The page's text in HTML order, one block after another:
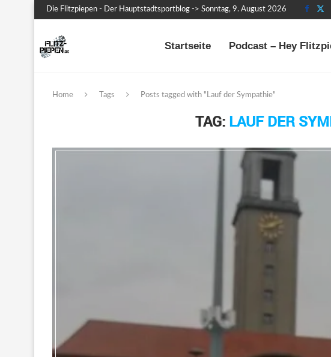
Die Flitzpiepen - Der Hauptstadtsportblog -> Sonntag, 9. August 2026
Startseite Podcast – Hey
Home Tags Posts tagged with "Lauf der Sympathie"
TAG: LAUF DER